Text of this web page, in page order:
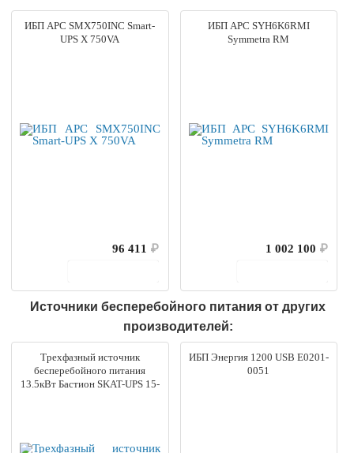
ИБП APC SMX750INC Smart-
UPS X 750VA
96 411 ₽
ИБП APC SYH6K6RMI
Symmetra RM
1 002 100 ₽
Источники бесперебойного питания от других
производителей:
Трехфазный источник
бесперебойного питания
13.5кВт Бастион SKAT-UPS 15-
ИБП Энергия 1200 USB Е0201-
0051